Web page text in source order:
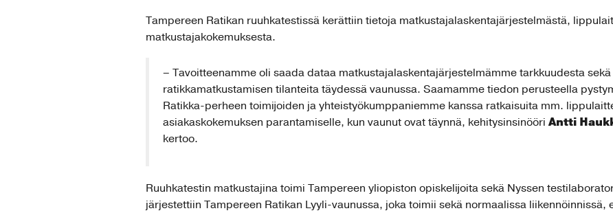
Tampereen Ratikan ruuhkatestissä kerättiin tietoja matkustajalaskentajärjestelmästä,
matkustajakokemuksesta.
– Tavoitteenamme oli saada dataa matkustajalaskentajärjestelmämme tarkkuudesta
ratikkamatkustamisen tilanteita täydessä vaunussa. Saamamme tiedon perusteella
Ratikka-perheen toimijoiden ja yhteistyökumppaniemme kanssa ratkaisuita mm.
asiakaskokemuksen parantamiselle, kun vaunut ovat täynnä, kehitysinsinööri Antti
kertoo.
Ruuhkatestin matkustajina toimi Tampereen yliopiston opiskelijoita sekä Nyssen
järjestettiin Tampereen Ratikan Lyyli-vaunussa, joka toimii sekä normaalissa liikennöinnissä,